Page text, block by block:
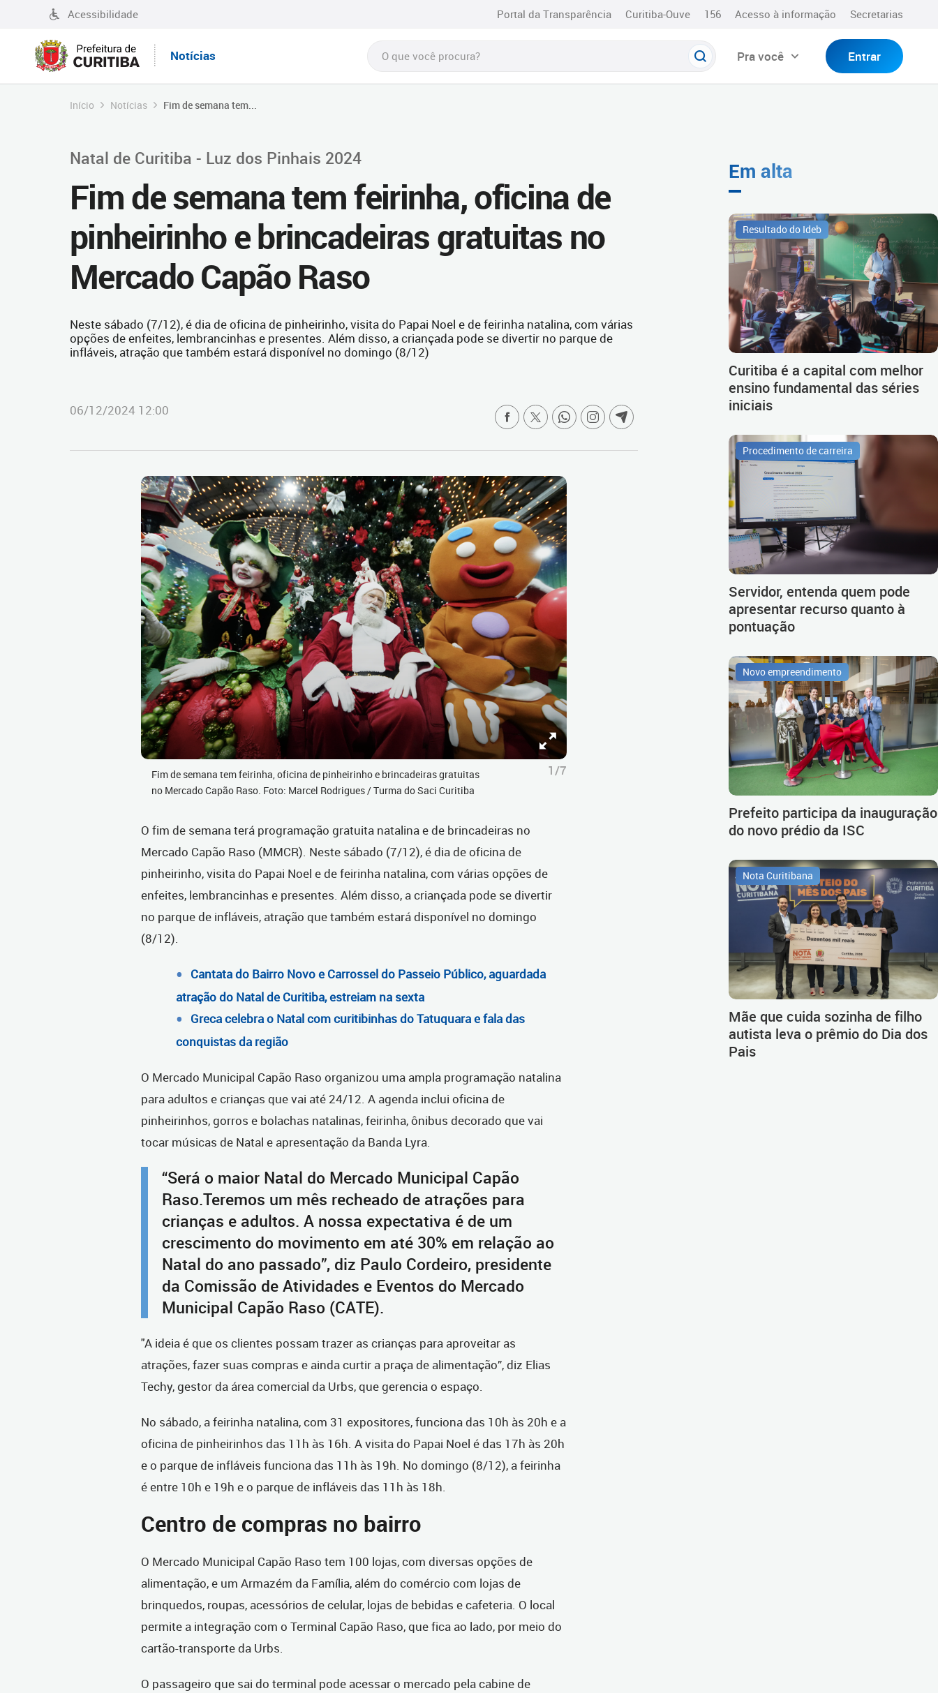
Acessibilidade Portal da Transparência Curitiba-Ouve 156 Acesso à informação Secretarias
Notícias Pra você Entrar
Início Notícias Fim de semana tem...
Natal de Curitiba - Luz dos Pinhais 2024
Fim de semana tem feirinha, oficina de
pinheirinho e brincadeiras gratuitas no
Mercado Capão Raso
Neste sábado (7/12), é dia de oficina de pinheirinho, visita do Papai Noel e de feirinha natalina, com várias
opções de enfeites, lembrancinhas e presentes. Além disso, a criançada pode se divertir no parque de
infláveis, atração que também estará disponível no domingo (8/12)
06/12/2024 12:00
Fim de semana tem feirinha, oficina de pinheirinho e brincadeiras gratuitas
no Mercado Capão Raso. Foto: Marcel Rodrigues / Turma do Saci Curitiba
1/7
O fim de semana terá programação gratuita natalina e de brincadeiras no
Mercado Capão Raso (MMCR). Neste sábado (7/12), é dia de oficina de
pinheirinho, visita do Papai Noel e de feirinha natalina, com várias opções de
enfeites, lembrancinhas e presentes. Além disso, a criançada pode se divertir
no parque de infláveis, atração que também estará disponível no domingo
(8/12).
Cantata do Bairro Novo e Carrossel do Passeio Público, aguardada
atração do Natal de Curitiba, estreiam na sexta
Greca celebra o Natal com curitibinhas do Tatuquara e fala das
conquistas da região
O Mercado Municipal Capão Raso organizou uma ampla programação natalina
para adultos e crianças que vai até 24/12. A agenda inclui oficina de
pinheirinhos, gorros e bolachas natalinas, feirinha, ônibus decorado que vai
tocar músicas de Natal e apresentação da Banda Lyra.
“Será o maior Natal do Mercado Municipal Capão
Raso.Teremos um mês recheado de atrações para
crianças e adultos. A nossa expectativa é de um
crescimento do movimento em até 30% em relação ao
Natal do ano passado”, diz Paulo Cordeiro, presidente
da Comissão de Atividades e Eventos do Mercado
Municipal Capão Raso (CATE).
"A ideia é que os clientes possam trazer as crianças para aproveitar as
atrações, fazer suas compras e ainda curtir a praça de alimentação”, diz Elias
Techy, gestor da área comercial da Urbs, que gerencia o espaço.
No sábado, a feirinha natalina, com 31 expositores, funciona das 10h às 20h e a
oficina de pinheirinhos das 11h às 16h. A visita do Papai Noel é das 17h às 20h
e o parque de infláveis funciona das 11h às 19h. No domingo (8/12), a feirinha
é entre 10h e 19h e o parque de infláveis das 11h às 18h.
Centro de compras no bairro
O Mercado Municipal Capão Raso tem 100 lojas, com diversas opções de
alimentação, e um Armazém da Família, além do comércio com lojas de
brinquedos, roupas, acessórios de celular, lojas de bebidas e cafeteria. O local
permite a integração com o Terminal Capão Raso, que fica ao lado, por meio do
cartão-transporte da Urbs.
O passageiro que sai do terminal pode acessar o mercado pela cabine de
Em alta
Resultado do Ideb
Curitiba é a capital com melhor
ensino fundamental das séries
iniciais
Procedimento de carreira
Servidor, entenda quem pode
apresentar recurso quanto à
pontuação
Novo empreendimento
Prefeito participa da inauguração
do novo prédio da ISC
Nota Curitibana
Mãe que cuida sozinha de filho
autista leva o prêmio do Dia dos
Pais